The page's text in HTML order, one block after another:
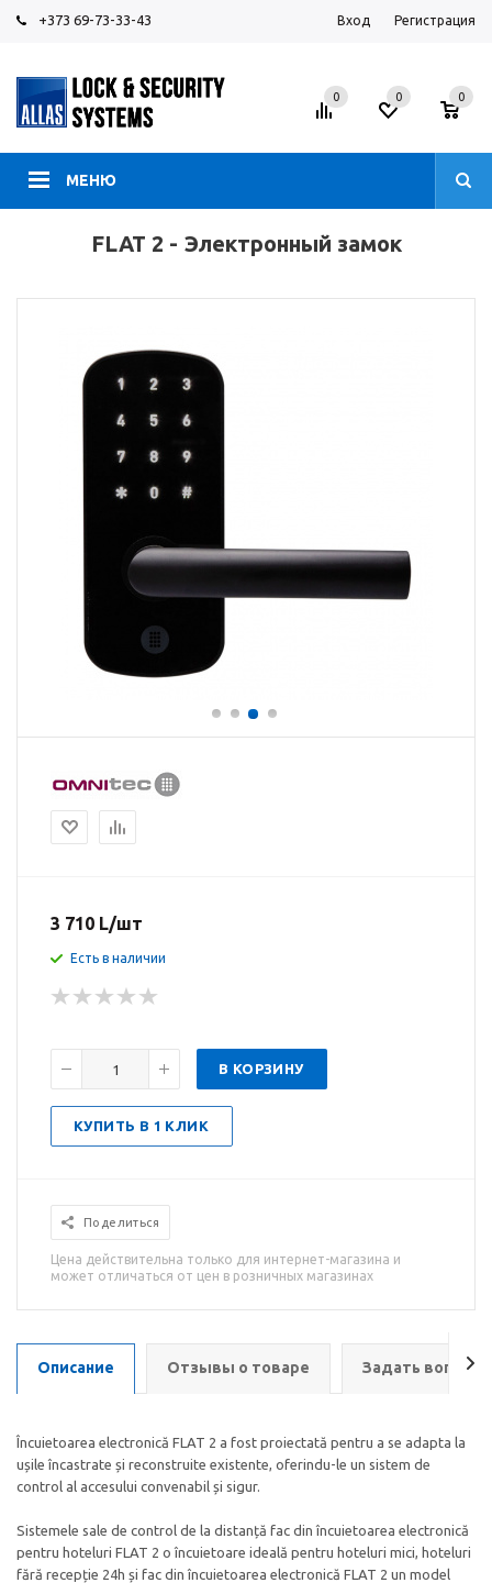
+373 69-73-33-43 Вход Регистрация
МЕНЮ
0 0 0
FLAT 2 - Электронный замок
3 710 L/шт
Есть в наличии
В КОРЗИНУ
КУПИТЬ В 1 КЛИК
Поделиться
Цена действительна только для интернет-магазина и
может отличаться от цен в розничных магазинах
Описание Отзывы о товаре Задать вопрос
Încuietoarea electronică FLAT 2 a fost proiectată pentru a se adapta la
ușile încastrate și reconstruite existente, oferindu-le un sistem de
control al accesului convenabil și sigur.
Sistemele sale de control de la distanță fac din încuietoarea electronică
pentru hoteluri FLAT 2 o încuietoare ideală pentru hoteluri mici, hoteluri
fără recepție 24h și fac din încuietoarea electronică FLAT 2 un model